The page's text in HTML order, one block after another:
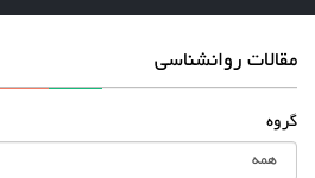
مقالات روانشناسی
گروه